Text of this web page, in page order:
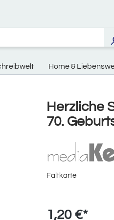
Home &
Herzliche
70.
Faltkarte
1,20 €*